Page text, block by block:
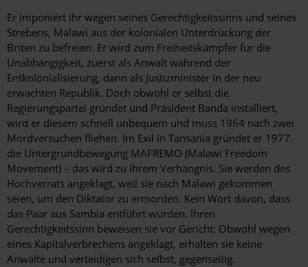
Er imponiert ihr wegen seines Gerechtigkeitssinns und seines
Strebens, Malawi aus der kolonialen Unterdrückung der
Briten zu befreien. Er wird zum Freiheitskämpfer für die
Unabhängigkeit, zuerst als Anwalt während der
Entkolonialisierung, dann als Justizminister in der neu
erwachten Republik. Doch obwohl er selbst die
Regierungspartei gründet und Präsident Banda installiert,
wird er diesem schnell unbequem und muss 1964 nach zwei
Mordversuchen fliehen. Im Exil in Tansania gründet er 1977
die Untergrundbewegung MAFREMO (Malawi Freedom
Movement) – das wird zu ihrem Verhängnis. Sie werden des
Hochverrats angeklagt, weil sie nach Malawi gekommen
seien, um den Diktator zu ermorden. Kein Wort davon, dass
das Paar aus Sambia entführt wurden. Ihren
Gerechtigkeitssinn beweisen sie vor Gericht: Obwohl wegen
eines Kapitalverbrechens angeklagt, erhalten sie keine
Anwälte und verteidigen sich selbst, gegenseitig.